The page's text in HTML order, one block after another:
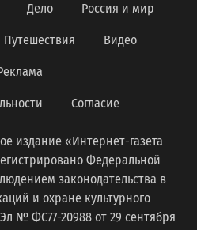
Дело Россия и мир
Путешествия Видео
Согласие
издание «Интернет-газета
Федеральной
законодательства в
и охране культурного
№ ФС77-20988 от 29 сентября